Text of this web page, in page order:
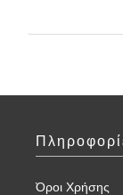
Όροι Χρήσης